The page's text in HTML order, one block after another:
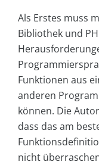
Als Erstes muss
Bibliothek und
Funktionen aus
anderen
können. Die
dass das am
nicht